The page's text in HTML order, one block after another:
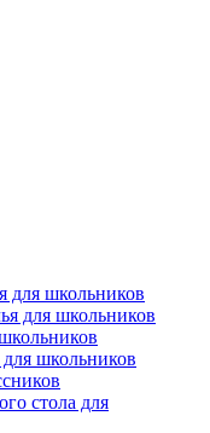
для школьников
для школьников
школьников
стола для